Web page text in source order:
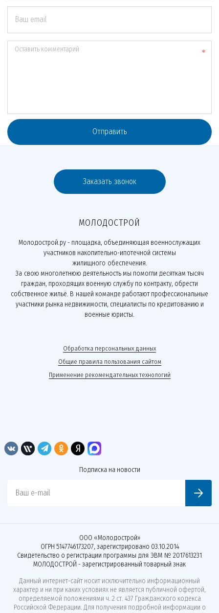
Ваш email
Оставить комментарий
Отправить
Заказать звонок
МОЛОДОСТРОЙ
Молодострой.ру - площадка, объединяющая военнослужащих
участников накопительно-ипотечной системы
жилищного обеспечения.
За свою многолетнюю деятельность мы помогли десяткам тысяч
граждан, проходящих военную службу по контракту, обрести
собственное жильё. В нашей команде работают профессиональные
участники рынка недвижимости, специалисты по кредитованию и
военные юристы.
Обработка персональных данных
Общие правила пользования сайтом
Применение рекомендательных технологий
Подписка на новости
Ваш e-mail
ООО «Молодострой»
ОГРН 5147746173207, зарегистрировано 03.10.2014
Свидетельство о регистрации программы для ЭВМ № 2017613231
МОЛОДОСТРОЙ - зарегистрированный товарный знак
Данный интернет-сайт носит исключительно информационный
характер и ни при каких условиях не является публичной офертой,
определяемой положениями ч. 2 ст. 437 Гражданского кодекса
Российской Федерации. Для получения подробной информации о